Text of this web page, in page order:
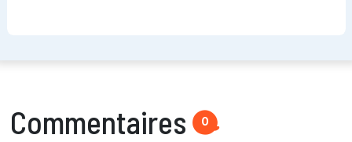
Commentaires 0